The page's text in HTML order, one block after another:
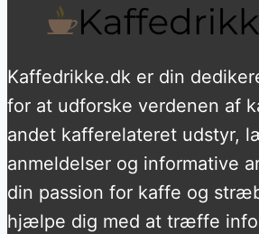
Kaffedrikke.dk er din
for at udforske verdenen af
andet kafferelateret udstyr,
anmeldelser og informative
din passion for kaffe og
hjælpe dig med at træffe